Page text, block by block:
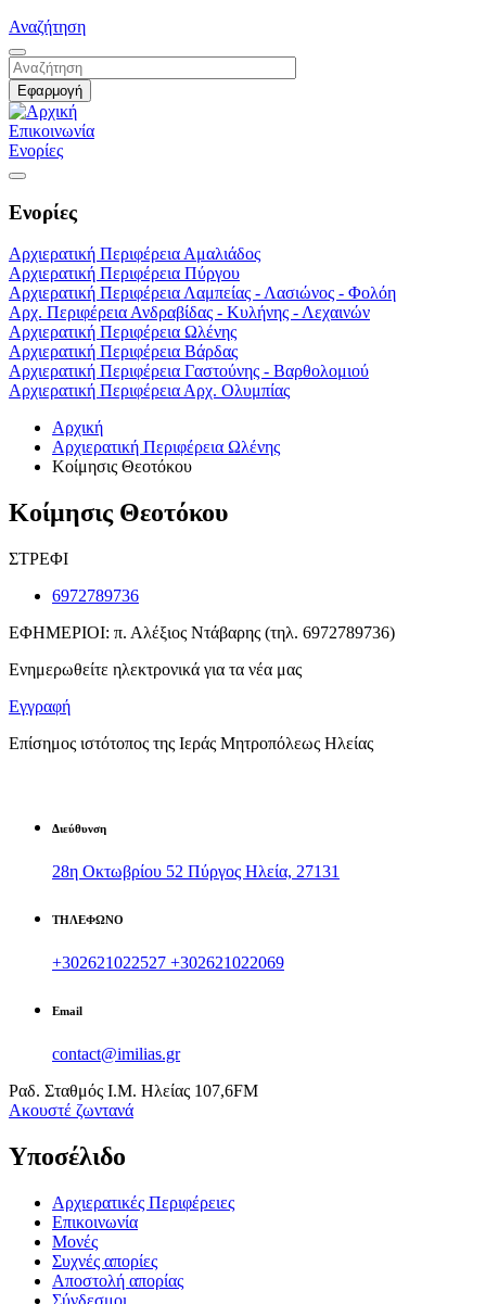
Αναζήτηση
Επικοινωνία
Ενορίες
Ενορίες
Αρχιερατική Περιφέρεια Αμαλιάδος
Αρχιερατική Περιφέρεια Πύργου
Αρχιερατική Περιφέρεια Λαμπείας - Λασιώνος - Φολόη
Αρχ. Περιφέρεια Ανδραβίδας - Κυλήνης - Λεχαινών
Αρχιερατική Περιφέρεια Ωλένης
Αρχιερατική Περιφέρεια Βάρδας
Αρχιερατική Περιφέρεια Γαστούνης - Βαρθολομιού
Αρχιερατική Περιφέρεια Αρχ. Ολυμπίας
Αρχική
Αρχιερατική Περιφέρεια Ωλένης
Κοίμησις Θεοτόκου
Κοίμησις Θεοτόκου
ΣΤΡΕΦΙ
6972789736
ΕΦΗΜΕΡΙΟΙ: π. Αλέξιος Ντάβαρης (τηλ. 6972789736)
Ενημερωθείτε ηλεκτρονικά για τα νέα μας
Εγγραφή
Επίσημος ιστότοπος της Ιεράς Μητροπόλεως Ηλείας
Διεύθυνση
28η Οκτωβρίου 52 Πύργος Ηλεία, 27131
ΤΗΛΕΦΩΝΟ
+302621022527 +302621022069
Email
contact@imilias.gr
Ραδ. Σταθμός Ι.Μ. Ηλείας 107,6FM
Aκουστέ ζωντανά
Υποσέλιδο
Αρχιερατικές Περιφέρειες
Επικοινωνία
Μονές
Συχνές απορίες
Αποστολή απορίας
Σύνδεσμοι